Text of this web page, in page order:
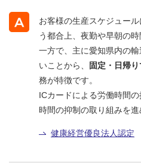
お客様の生産スケジュー
う都合上、夜勤や早朝の
一方で、主に愛知県内の
いことから、
固定・日帰
務が特徴です。
ICカードによる労働時間
時間の抑制の取り組みを進
健康経営優良法人認定